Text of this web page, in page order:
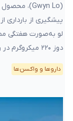
پیشگیری از بارداری
لو به‌صورت هفتگی
دوز ۲۲۰ میکروگرم در روز و اتینیل‌استرادیول با دوز ۲۰ میکروگرم در […]
دارو‌ها و واکسن‌ها